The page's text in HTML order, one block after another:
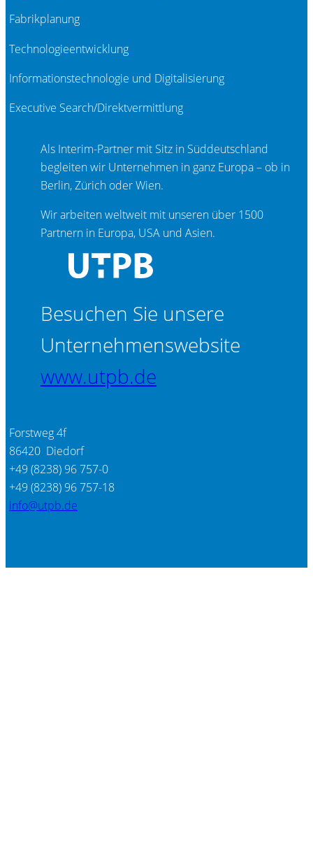
Fabrikplanung
Technologieentwicklung
Informationstechnologie und Digitalisierung
Executive Search/Direktvermittlung
Als Interim-Partner mit Sitz in Süddeutschland
begleiten wir Unternehmen in ganz Europa – ob in
Berlin, Zürich oder Wien.
Wir arbeiten weltweit mit unseren über 1500
Partnern in Europa, USA und Asien.
Besuchen Sie unsere
Unternehmenswebsite
www.utpb.de
Forstweg 4f
86420 Diedorf
+49 (8238) 96 757-0
+49 (8238) 96 757-18
info@utpb.de